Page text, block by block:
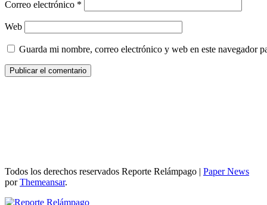
Correo electrónico *
Web
Guarda mi nombre, correo electrónico y web en este navegador
Todos los derechos reservados Reporte Relámpago | Paper News
porThemeansar.